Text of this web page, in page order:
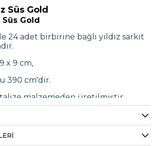
Süs Gold
Süs Gold
24 adet birbirine bağlı yıldız sarkıt
x 9 cm,
390 cm'dir.
malzemeden üretilmiştir.
için uygundur
destek@partioutlet.com